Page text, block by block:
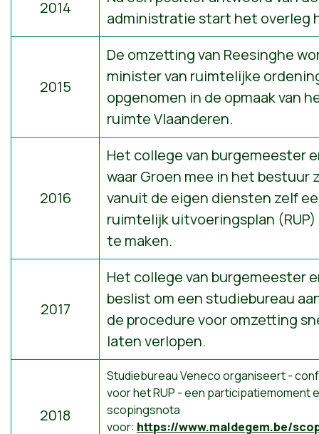
2014
administratie start het overleg
2015
De omzetting van Reesinghe
minister van ruimtelijke
opgenomen in de opmaak van
ruimte Vlaanderen.
2016
Het college van burgemeester
waar Groen mee in het bestuur
vanuit de eigen diensten zelf
ruimtelijk uitvoeringsplan
te maken.
2017
Het college van burgemeester
beslist om een studiebureau
de procedure voor omzetting
laten verlopen.
2018
Studiebureau Veneco organiseert -
voor het RUP - een participatiemoment
scopingsnota
voor: https://www.maldegem.be/